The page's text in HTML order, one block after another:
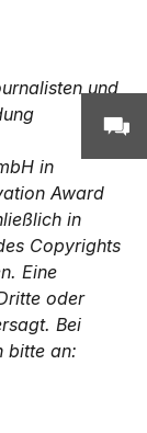
und
in
Award
in
Copyrights
Eine
oder
Bei
bitte an: